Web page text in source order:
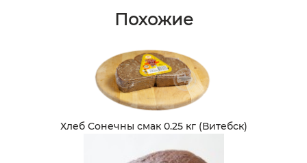
Похожие
Хлеб Сонечны смак 0.25 кг (Витебск)